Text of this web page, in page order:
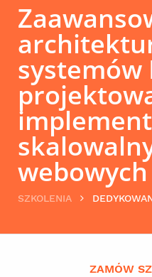
systemów
webowych
SZKOLENIA
ZAMÓW